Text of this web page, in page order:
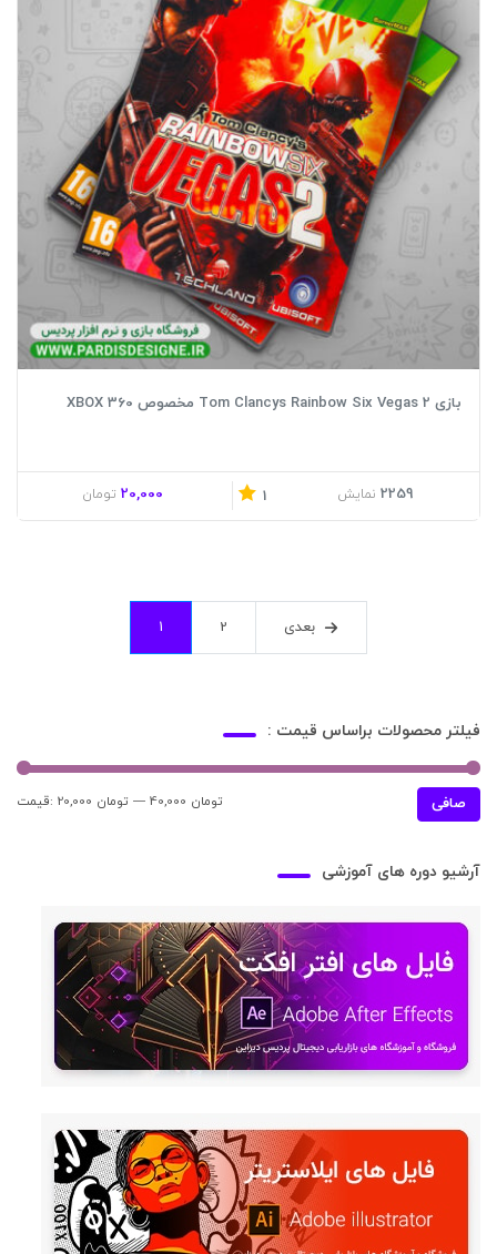
بازی Tom Clancys Rainbow Six Vegas 2 مخصوص XBOX 360
2259 نمایش 1
20,000 تومان
1 2 بعدی
فیلتر محصولات براساس قیمت :
صافی قيمت: 20,000 تومان — 40,000 تومان
آرشیو دوره های آموزشی